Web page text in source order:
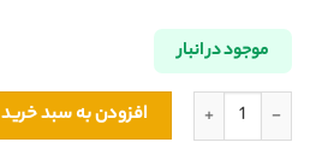
موجود در انبار
دسته بازی بیسیم مولتی پلتفرم گیمسر Gamesir Nova Lite اورجینال عدد
افزودن به سبد خرید